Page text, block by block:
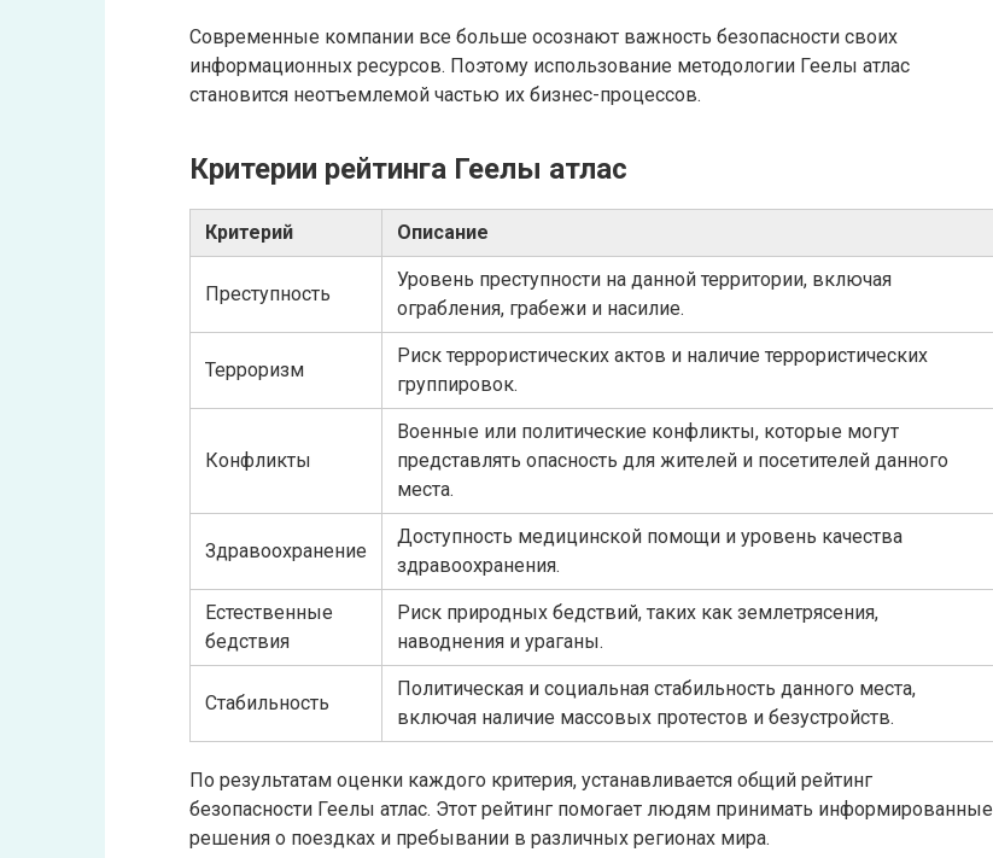
Современные компании все больше осознают важность безопасности своих
информационных ресурсов. Поэтому использование методологии Геелы атлас
становится неотъемлемой частью их бизнес-процессов.
Критерии рейтинга Геелы атлас
Критерий Описание
Преступность
Уровень преступности на данной территории, включая
ограбления, грабежи и насилие.
Терроризм
Риск террористических актов и наличие террористических
группировок.
Конфликты
Военные или политические конфликты, которые могут
представлять опасность для жителей и посетителей данного
места.
Здравоохранение
Доступность медицинской помощи и уровень качества
здравоохранения.
Естественные
бедствия
Риск природных бедствий, таких как землетрясения,
наводнения и ураганы.
Стабильность
Политическая и социальная стабильность данного места,
включая наличие массовых протестов и безустройств.
По результатам оценки каждого критерия, устанавливается общий рейтинг
безопасности Геелы атлас. Этот рейтинг помогает людям принимать информированные
решения о поездках и пребывании в различных регионах мира.